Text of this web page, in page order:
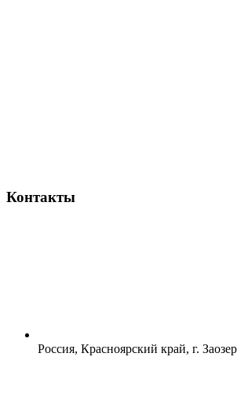
Контакты
Россия, Красноярский край, г.